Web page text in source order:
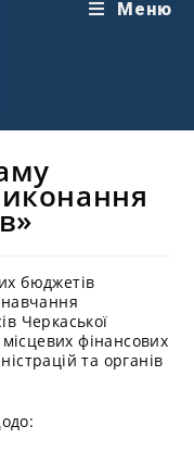
Меню
бюджетів
Черкаської
місцевих фінансових
та органів